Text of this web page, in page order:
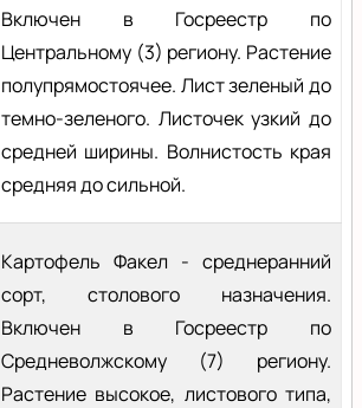
Включен в Госреестр по
Центральному (3) региону. Растение
полупрямостоячее. Лист зеленый до
темно-зеленого. Листочек узкий до
средней ширины. Волнистость края
средняя до сильной.
Картофель Факел - среднеранний
сорт, столового назначения.
Включен в Госреестр по
Средневолжскому (7) региону.
Растение высокое, листового типа,